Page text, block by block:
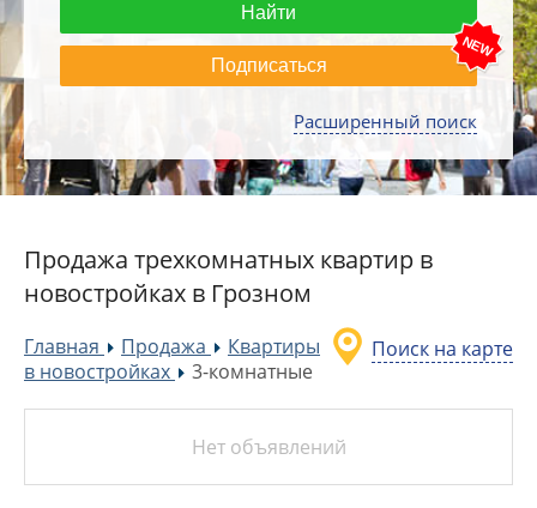
Подписаться
Расширенный поиск
Продажа трехкомнатных квартир в
новостройках в Грозном
Поиск на карте
Главная »Продажа »Квартиры
в новостройках
»
3-комнатные
Нет объявлений